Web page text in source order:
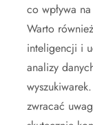
co wpływa
Warto
inteligencji i
analizy
zwracać